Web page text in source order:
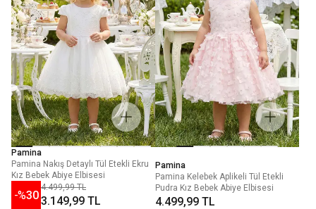
Pamina
Pamina Nakış Detaylı Tül Etekli Ekru
Kız Bebek Abiye Elbisesi
-%30
4.499,99 TL
3.149,99 TL
Pamina
Pamina Kelebek Aplikeli Tül Etekli
Pudra Kız Bebek Abiye Elbisesi
4.499,99 TL